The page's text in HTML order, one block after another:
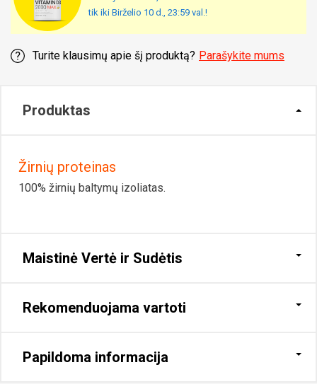
tik iki Birželio 10 d., 23:59 val.!
Turite klausimų apie šį produktą? Parašykite mums
Produktas
Žirnių proteinas
100% žirnių baltymų izoliatas.
Maistinė Vertė ir Sudėtis
Rekomenduojama vartoti
Papildoma informacija